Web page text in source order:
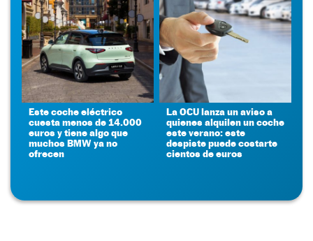
Este coche eléctrico
cuesta menos de 14.000
euros y tiene algo que
muchos BMW ya no
ofrecen
La OCU lanza un aviso a
quienes alquilen un coche
este verano: este
despiste puede costarte
cientos de euros